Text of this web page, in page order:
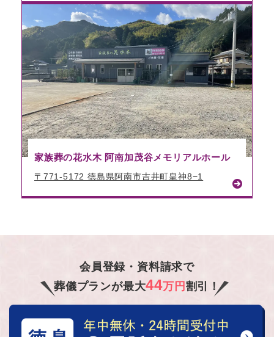
家族葬の花水木 阿南加茂谷メモリアルホール
〒771-5172 徳島県阿南市吉井町皇神8−1
会員登録・資料請求で
葬儀プランが最大44万円 割引！